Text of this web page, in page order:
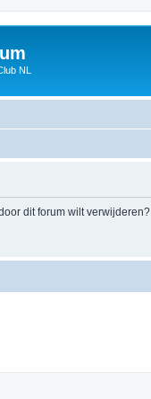
NL
dit forum wilt verwijderen?